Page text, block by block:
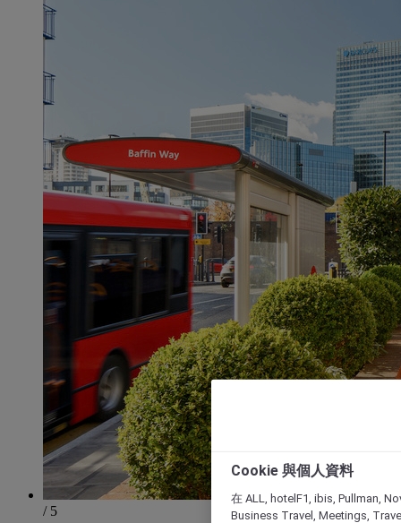
/ 5
Cookie 與個人資料
在 ALL, hotelF1, ibis, Pullman,
Business Travel, Meetings,